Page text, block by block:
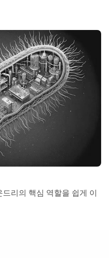
리의 핵심 역할을 쉽게 이